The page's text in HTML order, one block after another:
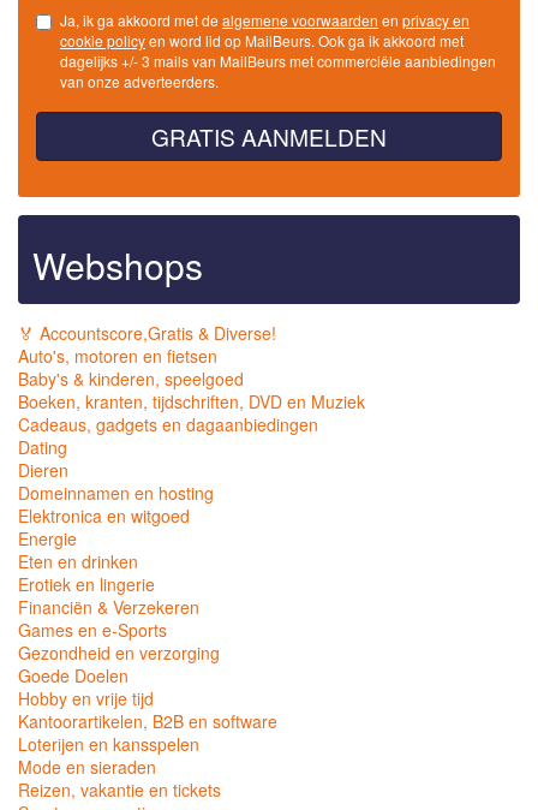
Ja, ik ga akkoord met de algemene voorwaarden en privacy en
cookie policy
dagelijks +/- 3 mails van MailBeurs met commerciële aanbiedingen
van onze adverteerders.
GRATIS AANMELDEN
Webshops
🏅 Accountscore,Gratis & Diverse!
Auto's, motoren en fietsen
Baby's & kinderen, speelgoed
Boeken, kranten, tijdschriften, DVD en Muziek
Cadeaus, gadgets en dagaanbiedingen
Dating
Dieren
Domeinnamen en hosting
Elektronica en witgoed
Energie
Eten en drinken
Erotiek en lingerie
Financiën & Verzekeren
Games en e-Sports
Gezondheid en verzorging
Goede Doelen
Hobby en vrije tijd
Kantoorartikelen, B2B en software
Loterijen en kansspelen
Mode en sieraden
Reizen, vakantie en tickets